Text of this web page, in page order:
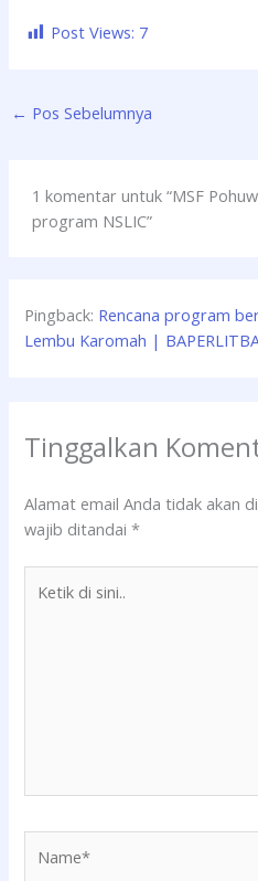
Post Views: 7
← Pos Sebelumnya
1 komentar untuk “MSF
program NSLIC”
Pingback: Rencana program
Lembu Karomah |
Tinggalkan
Alamat email Anda tidak akan
wajib ditandai*